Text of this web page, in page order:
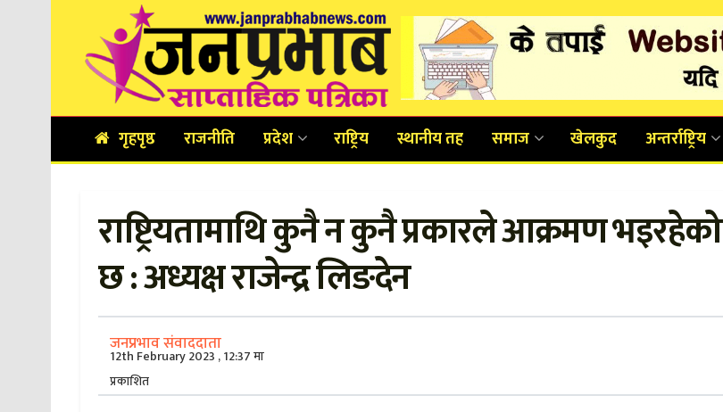
गृहपृष्ठ राजनीति प्रदेश राष्ट्रिय स्थानीय तह समाज खेलकुद अन्तर्राष्ट्रिय
राष्ट्रियतामाथि कुनै न कुनै प्रकारले आक्रमण भइरहेको
छ : अध्यक्ष राजेन्द्र लिङदेन
जनप्रभाव संवाददाता
12th February 2023 , 12:37 मा
प्रकाशित